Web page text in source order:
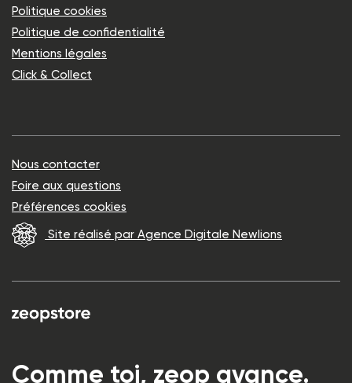
Comme toi, zeop avance.
Politique cookies
Politique de confidentialité
Mentions légales
Click & Collect
Nous contacter
Foire aux questions
Préférences cookies
Site réalisé par Agence Digitale Newlions